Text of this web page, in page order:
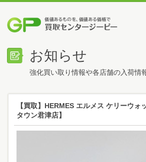
お知らせ
強化買い取り情報や各店舗の入荷情
【買取】HERMES エルメス ケリーウォ
タウン君津店】